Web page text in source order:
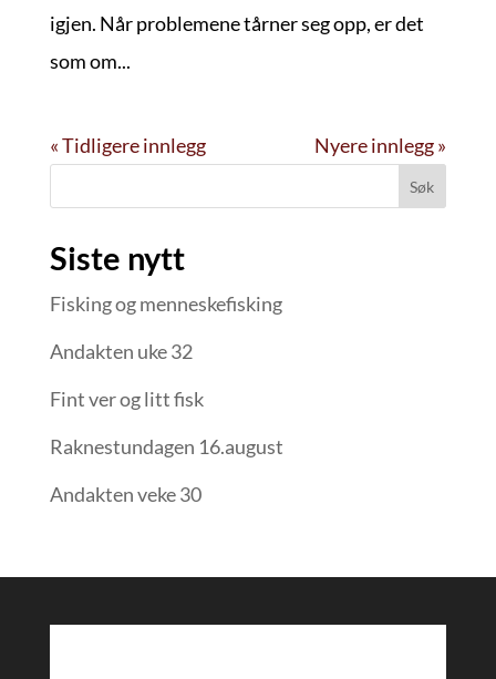
igjen. Når problemene tårner seg opp, er det
som om...
« Tidligere innlegg Nyere innlegg »
Søk
Siste nytt
Fisking og menneskefisking
Andakten uke 32
Fint ver og litt fisk
Raknestundagen 16.august
Andakten veke 30